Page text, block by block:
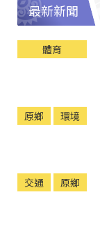
最新新聞
體育
原鄉 環境
交通 原鄉